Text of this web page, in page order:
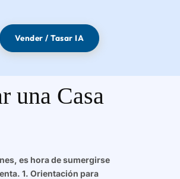
Vender / Tasar IA
una Casa
es hora de sumergirse
1. Orientación para